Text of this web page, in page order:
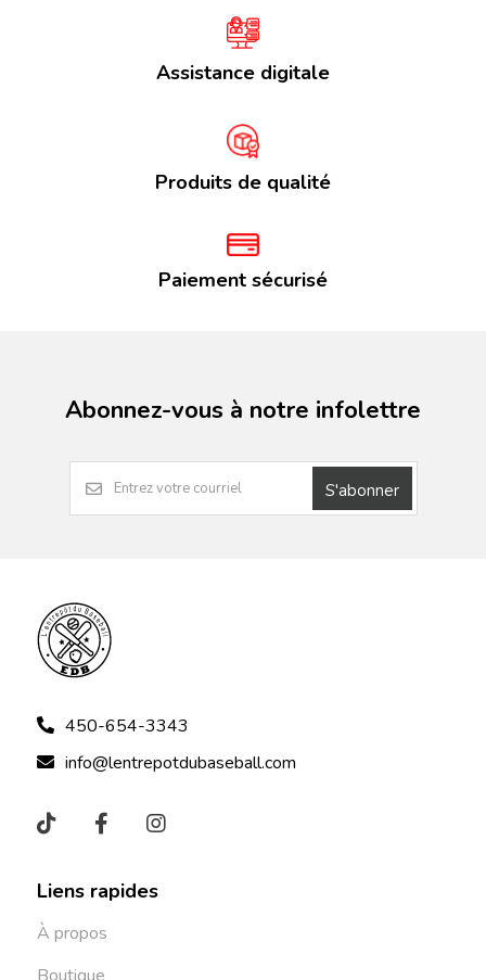
Assistance digitale
Produits de qualité
Paiement sécurisé
Abonnez-vous à notre infolettre
S'abonner
450-654-3343
info@lentrepotdubaseball.com
Liens rapides
À propos